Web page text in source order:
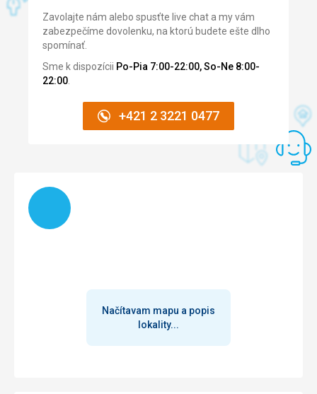
Táto recenzia bola preložená automaticky pomocou
Google Translate
Zavolajte nám alebo spusťte live chat a my vám
zabezpečíme dovolenku, na ktorú budete ešte dlho
spomínať.
Sme k dispozícii Po-Pia 7:00-22:00, So-Ne 8:00-
22:00
+421 2 3221 0477
Načítam
Načítavam mapu a popis
lokality...